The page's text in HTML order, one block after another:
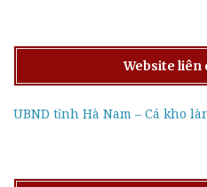
Website liên
UBND tỉnh Hà Nam – Cá kho